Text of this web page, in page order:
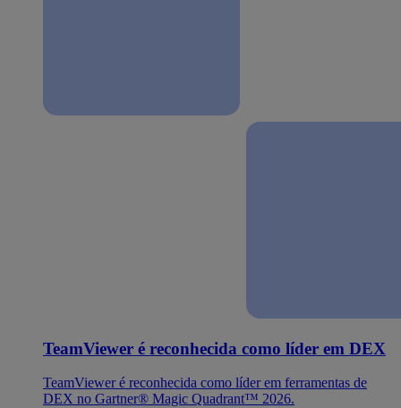
TeamViewer é reconhecida como líder em DEX
TeamViewer é reconhecida como líder em ferramentas de
DEX no Gartner® Magic Quadrant™ 2026.